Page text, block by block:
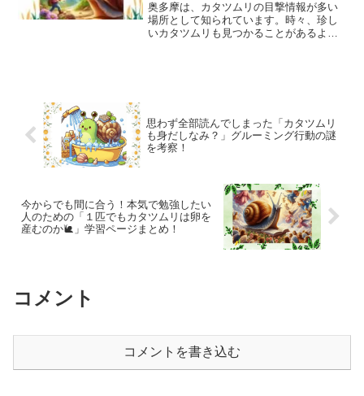
奥多摩は、カタツムリの目撃情報が多い
場所として知られています。時々、珍し
いカタツムリも見つかることがあるよう
思わず全部読んでしまった「カタツムリ
も身だしなみ？」グルーミング行動の謎
を考察！
今からでも間に合う！本気で勉強したい
人のための「１匹でもカタツムリは卵を
産むのか🐌」学習ページまとめ！
コメント
コメントを書き込む